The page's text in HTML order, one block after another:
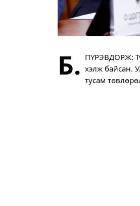
Б. ПҮРЭВДОРЖ:
хэлж байсан.
тусам